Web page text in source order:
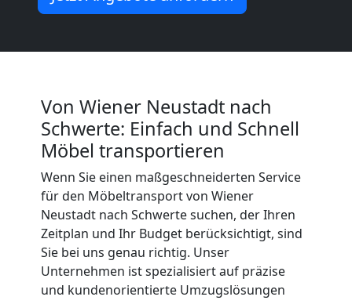
Von Wiener Neustadt nach
Schwerte: Einfach und Schnell
Möbel transportieren
Wenn Sie einen maßgeschneiderten Service
für den Möbeltransport von Wiener
Neustadt nach Schwerte suchen, der Ihren
Zeitplan und Ihr Budget berücksichtigt, sind
Sie bei uns genau richtig. Unser
Unternehmen ist spezialisiert auf präzise
und kundenorientierte Umzugslösungen
Neustadt
Umzug
Mann
LKW